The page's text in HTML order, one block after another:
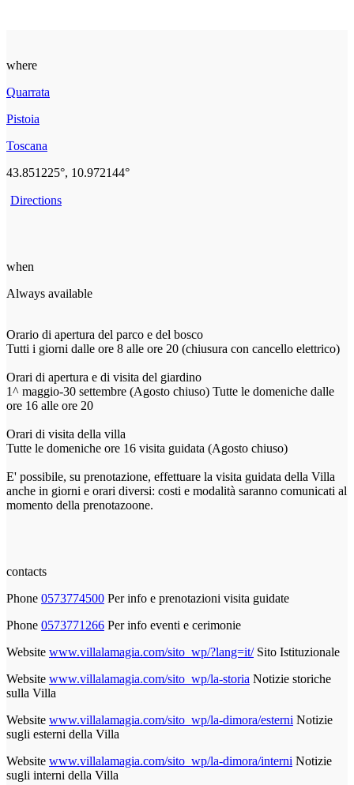
where
Quarrata
Pistoia
Toscana
43.851225°, 10.972144°
Directions
when
Always available
Orario di apertura del parco e del bosco
Tutti i giorni dalle ore 8 alle ore 20 (chiusura con cancello elettrico)
Orari di apertura e di visita del giardino
1^ maggio-30 settembre (Agosto chiuso) Tutte le domeniche dalle
ore 16 alle ore 20
Orari di visita della villa
Tutte le domeniche ore 16 visita guidata (Agosto chiuso)
E' possibile, su prenotazione, effettuare la visita guidata della Villa
anche in giorni e orari diversi: costi e modalità saranno comunicati al
momento della prenotazoone.
contacts
Phone 0573774500 Per info e prenotazioni visita guidate
Phone 0573771266 Per info eventi e cerimonie
Website www.villalamagia.com/sito_wp/?lang=it/ Sito Istituzionale
Website www.villalamagia.com/sito_wp/la-storia Notizie storiche
sulla Villa
Website www.villalamagia.com/sito_wp/la-dimora/esterni Notizie
sugli esterni della Villa
Website www.villalamagia.com/sito_wp/la-dimora/interni Notizie
sugli interni della Villa